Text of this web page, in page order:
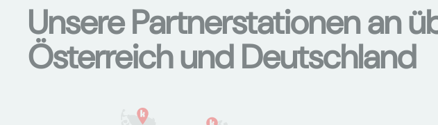
Unsere Partnerstationen an
Österreich und Deutschland